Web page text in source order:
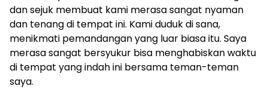
dan sejuk membuat kami merasa sangat nyaman
dan tenang di tempat ini. Kami duduk di sana,
menikmati pemandangan yang luar biasa itu. Saya
merasa sangat bersyukur bisa menghabiskan waktu
di tempat yang indah ini bersama teman-teman
saya.